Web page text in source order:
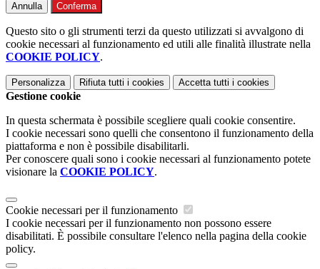
Annulla Conferma
Questo sito o gli strumenti terzi da questo utilizzati si avvalgono di
cookie necessari al funzionamento ed utili alle finalità illustrate nella
COOKIE POLICY.
Personalizza Rifiuta tutti i cookies Accetta tutti i cookies
Gestione cookie
In questa schermata è possibile scegliere quali cookie consentire.
I cookie necessari sono quelli che consentono il funzionamento della
piattaforma e non è possibile disabilitarli.
Per conoscere quali sono i cookie necessari al funzionamento potete
visionare la COOKIE POLICY.
Cookie necessari per il funzionamento
I cookie necessari per il funzionamento non possono essere
disabilitati. È possibile consultare l'elenco nella pagina della cookie
policy.